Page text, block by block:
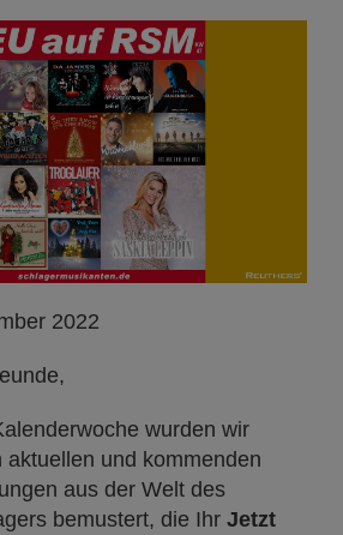
2022
wurden wir
aktuellen und kommenden
aus der Welt des
bemustert, die Ihr Jetzt